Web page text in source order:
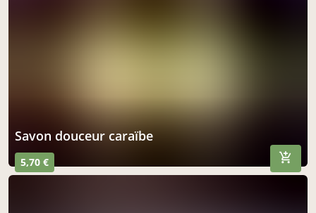
savon douceur caraïbe
5,70 €